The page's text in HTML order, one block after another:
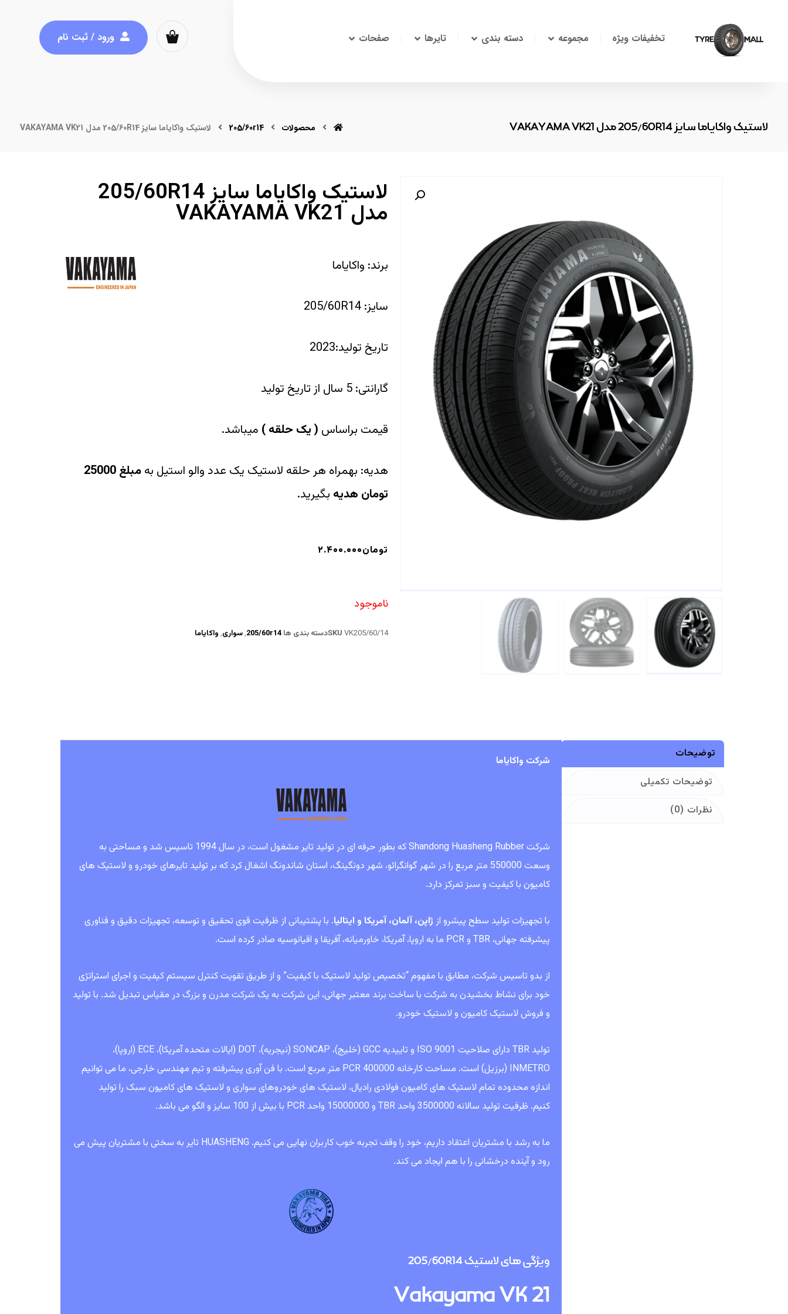
تخفیفات ویژه مجموعه دسته بندی تایرها صفحات ورود / ثبت نام
لاستیک واکایاما سایز 205/60R14 مدل VAKAYAMA VK21 محصولات 205/60r14 لاستیک واکایاما سایز 205/60R14 مدل VAKAYAMA VK21
لاستیک واکایاما سایز 205/60R14
مدل VAKAYAMA VK21
برند: واکایاما
سایز: 205/60R14
تاریخ تولید:2023
گارانتی: 5 سال از تاریخ تولید
قیمت براساس (یک حلقه) میباشد.
هدیه: بهمراه هر حلقه لاستیک یک عدد والو استیل به
مبلغ 25000
تومان هدیه بگیرید.
تومان۲.۴۰۰.۰۰۰
ناموجود
SKU VK205/60/14 دسته بندی ها 205/60r14
,سواری, واکایاما
توضیحات
توضیحات تکمیلی
نظرات (0)
شرکت واکایاما
شرکت Shandong Huasheng Rubber که بطور حرفه ای در تولید تایر مشغول است، در سال 1994 تاسیس شد و مساحتی به
وسعت 550000 متر مربع را در شهر گوانگرائو، شهر دونگینگ، استان شاندونگ اشغال کرد که بر تولید تایرهای خودرو و لاستیک های
کامیون با کیفیت و سبز تمرکز دارد.
با تجهیزات تولید سطح پیشرو ازژاپن، آلمان، آمریکا و ایتالیا. با پشتیبانی از ظرفیت قوی تحقیق و توسعه، تجهیزات دقیق و فناوری
پیشرفته جهانی، TBR و PCR ما به اروپا، آمریکا، خاورمیانه، آفریقا و اقیانوسیه صادر کرده است.
از بدو تاسیس شرکت، مطابق با مفهوم “تخصیص تولید لاستیک با کیفیت” و از طریق تقویت کنترل سیستم کیفیت و اجرای استراتژی
خود برای نشاط بخشیدن به شرکت با ساخت برند معتبر جهانی، این شرکت به یک شرکت مدرن و بزرگ در مقیاس تبدیل شد. با تولید
و فروش لاستیک کامیون و لاستیک خودرو.
تولید TBR دارای صلاحیت ISO 9001 و تاییدیه GCC (خلیج)، SONCAP (نیجریه)، DOT (ایالات متحده آمریکا)، ECE (اروپا)،
INMETRO (برزیل) است. مساحت کارخانه PCR 400000 متر مربع است. با فن آوری پیشرفته و تیم مهندسی خارجی، ما می توانیم
اندازه محدوده تمام لاستیک های کامیون فولادی رادیال، لاستیک های خودروهای سواری و لاستیک های کامیون سبک را تولید
کنیم. ظرفیت تولید سالانه 3500000 واحد TBR و 15000000 واحد PCR با بیش از 100 سایز و الگو می باشد.
ما به رشد با مشتریان اعتقاد داریم، خود را وقف تجربه خوب کاربران نهایی می کنیم. HUASHENG تایر به سختی با مشتریان پیش می
رود و آینده درخشانی را با هم ایجاد می کند.
ویژگی های لاستیک 205/60R14
Vakayama VK 21